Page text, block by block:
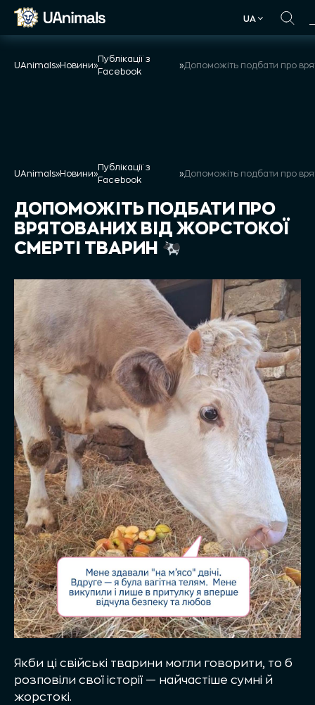
Skip
UA
UAnimals»Новини»
Публікації з
Facebook
»
UAnimals»Новини»
Публікації з
Facebook
»
ДОПОМОЖІТЬ ПОДБАТИ ПРО
ВРЯТОВАНИХ ВІД ЖОРСТОКОЇ
СМЕРТІ ТВАРИН
Якби ці свійські тварини могли говорити, то б
розповіли свої історії — найчастіше сумні й
жорстокі.